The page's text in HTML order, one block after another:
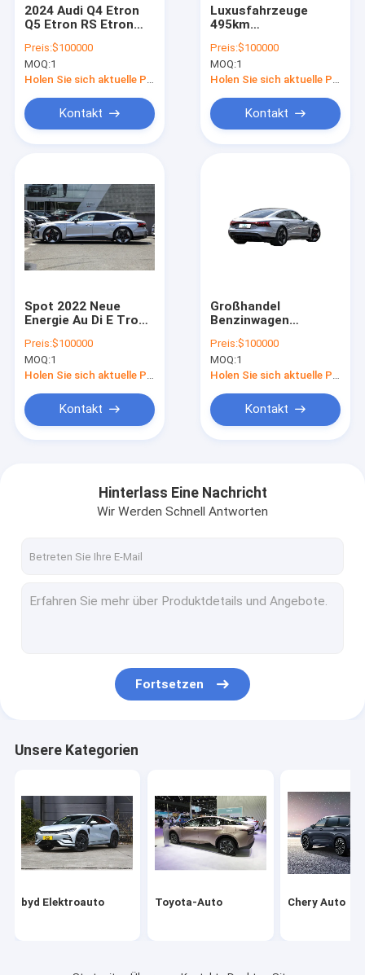
Produkte
Videos
Über uns
Referenzen
Toyota-Auto
changan Auto
NIO Elektroauto
Seres Elektroauto
Lynk & Co Elektroauto
IM Elektroauto
2024 Audi Q4 Etron
Q5 Etron RS Etron
Elektrofahrzeug 4-
Rad-SUV EV-Auto für
Erwachsene Neues
Hochgeschwindigkeit
Neues
Elektroauto
Preis:$100000
MOQ:1
Holen Sie sich aktuelle Preis
Kontakt
Luxusfahrzeuge
495km
Elektroauto A U D I
RS E-tron GT 4
Vierrad-
Preis:$100000
MOQ:1
Holen Sie sich aktuelle Preis
Kontakt
Spot 2022 Neue
Energie Au Di E Tron
Elektroauto Au Di
Etron Gebrauchtes
Neues Auto Rs Au Di
Preis:$100000
MOQ:1
Holen Sie sich aktuelle Preis
Kontakt
Großhandel
Benzinwagen
Sport RS E-tron GT
2023 Modell Basic
Edition
Preis:$100000
MOQ:1
Holen Sie sich aktuelle Preis
Kontakt
Hinterlass Eine Nachricht
Wir Werden Schnell Antworten
Fortsetzen
Unsere Kategorien
byd Elektroauto Toyota-Auto Chery Auto